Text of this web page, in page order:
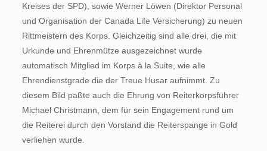
Kreises der SPD), sowie Werner Löwen (Direktor Personal
und Organisation der Canada Life Versicherung) zu neuen
Rittmeistern des Korps. Gleichzeitig sind alle drei, die mit
Urkunde und Ehrenmütze ausgezeichnet wurde
automatisch Mitglied im Korps à la Suite, wie alle
Ehrendienstgrade die der Treue Husar aufnimmt. Zu
diesem Bild paßte auch die Ehrung von Reiterkorpsführer
Michael Christmann, dem für sein Engagement rund um
die Reiterei durch den Vorstand die Reiterspange in Gold
verliehen wurde.